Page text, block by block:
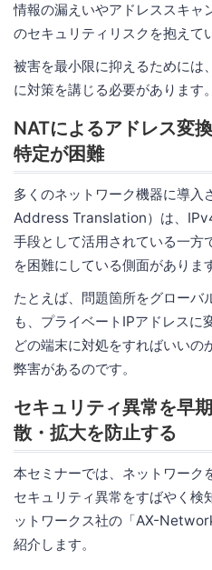
情報の漏えいやアドレススキャ
のセキュリティリスクを抱えて
被害を最小限に抑えるためには
に対策を講じる必要があります。
NATによるアドレス変
特定が困難
多くのネットワーク機器に導
Address Translation）は、
手段として活用されている一方
を困難にしている側面がありま
たとえば、問題箇所をグローバ
も、プライベートIPアドレスに
どの端末に対処をすればいいの
弊害があるのです。
セキュリティ異常を早
散・拡大を防止する
本セミナーでは、ネットワーク
セキュリティ異常をすばやく検
ットワークス社の「AX-
紹介します。